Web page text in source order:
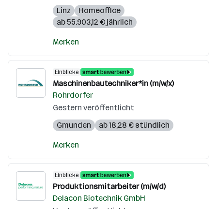
Linz
Homeoffice
ab 55.903,12 € jährlich
Merken
Einblicke
Maschinenbautechniker*in (m/w/x)
Rohrdorfer
Gestern veröffentlicht
Gmunden
ab 18,28 € stündlich
Merken
Einblicke
Produktionsmitarbeiter (m/w/d)
Delacon Biotechnik GmbH